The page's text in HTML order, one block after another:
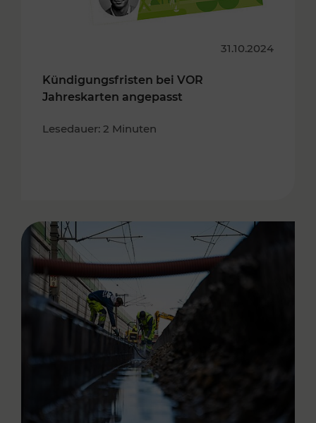
31.10.2024
Kündigungsfristen bei VOR
Jahreskarten angepasst
Lesedauer: 2 Minuten